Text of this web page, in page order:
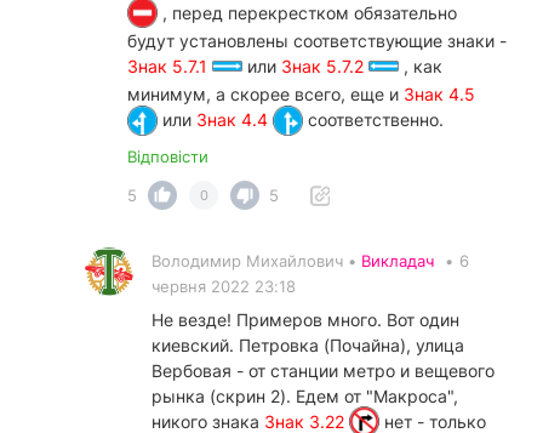
, перед перекрестком обязательно
будут установлены соответствующие знаки -
Знак 5.7.1
или Знак 5.7.2
, как
минимум, а скорее всего, еще и Знак 4.5
или Знак 4.4 соответственно.
Відповісти
5
0 5
Володимир Михайлович • Викладач • 6
червня 2022 23:18
Не везде! Примеров много. Вот один
киевский. Петровка (Почайна), улица
Вербовая - от станции метро и вещевого
рынка (скрин 2). Едем от "Макроса",
никого знака Знак 3.22
нет - только